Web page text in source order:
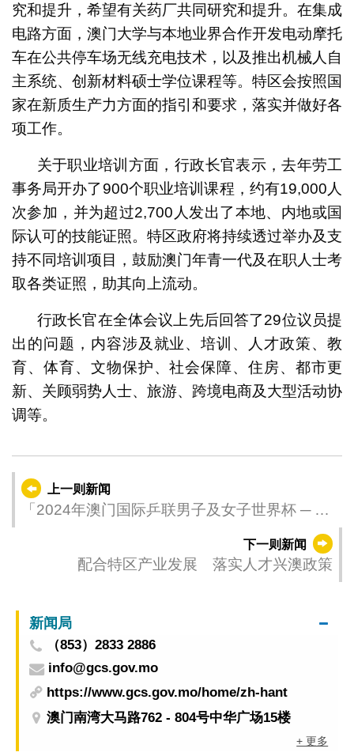
究和提升，希望有关药厂共同研究和提升。在集成
电路方面，澳门大学与本地业界合作开发电动摩托
车在公共停车场无线充电技术，以及推出机械人自
主系统、创新材料硕士学位课程等。特区会按照国
家在新质生产力方面的指引和要求，落实并做好各
项工作。
关于职业培训方面，行政长官表示，去年劳工
事务局开办了900个职业培训课程，约有19,000人
次参加，并为超过2,700人发出了本地、内地或国
际认可的技能证照。特区政府将持续透过举办及支
持不同培训项目，鼓励澳门年青一代及在职人士考
取各类证照，助其向上流动。
行政长官在全体会议上先后回答了29位议员提
出的问题，内容涉及就业、培训、人才政策、教
育、体育、文物保护、社会保障、住房、都市更
新、关顾弱势人士、旅游、跨境电商及大型活动协
调等。
上一则新闻
「2024年澳门国际乒联男子及女子世界杯 ─ 由
下一则新闻
配合特区产业发展 落实人才兴澳政策
新闻局
（853）2833 2886
info@gcs.gov.mo
https://www.gcs.gov.mo/home/zh-hant
澳门南湾大马路762 - 804号中华广场15楼
+ 更多